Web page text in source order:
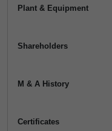
Plant & Equipment
Shareholders
M & A History
Certificates